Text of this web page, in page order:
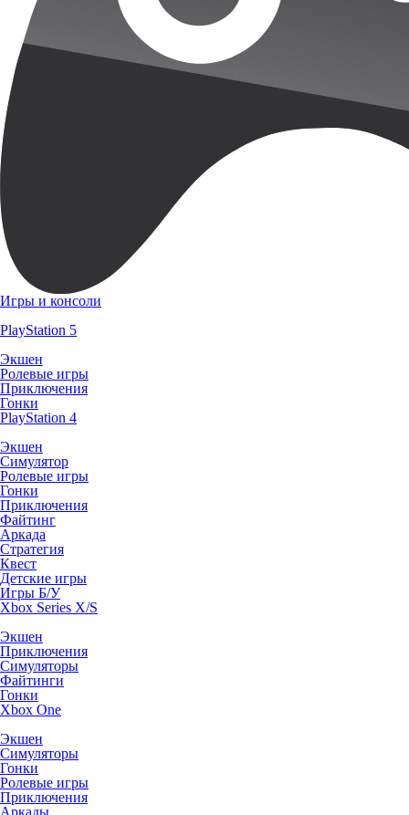
Игры и консоли
PlayStation 5
Экшен
Ролевые игры
Приключения
Гонки
PlayStation 4
Экшен
Симулятор
Ролевые игры
Гонки
Приключения
Файтинг
Аркада
Стратегия
Квест
Детские игры
Игры Б/У
Xbox Series X/S
Экшен
Приключения
Симуляторы
Файтинги
Гонки
Xbox One
Экшен
Симуляторы
Гонки
Ролевые игры
Приключения
Аркады